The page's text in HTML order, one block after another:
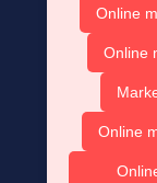
Online
Online
Online